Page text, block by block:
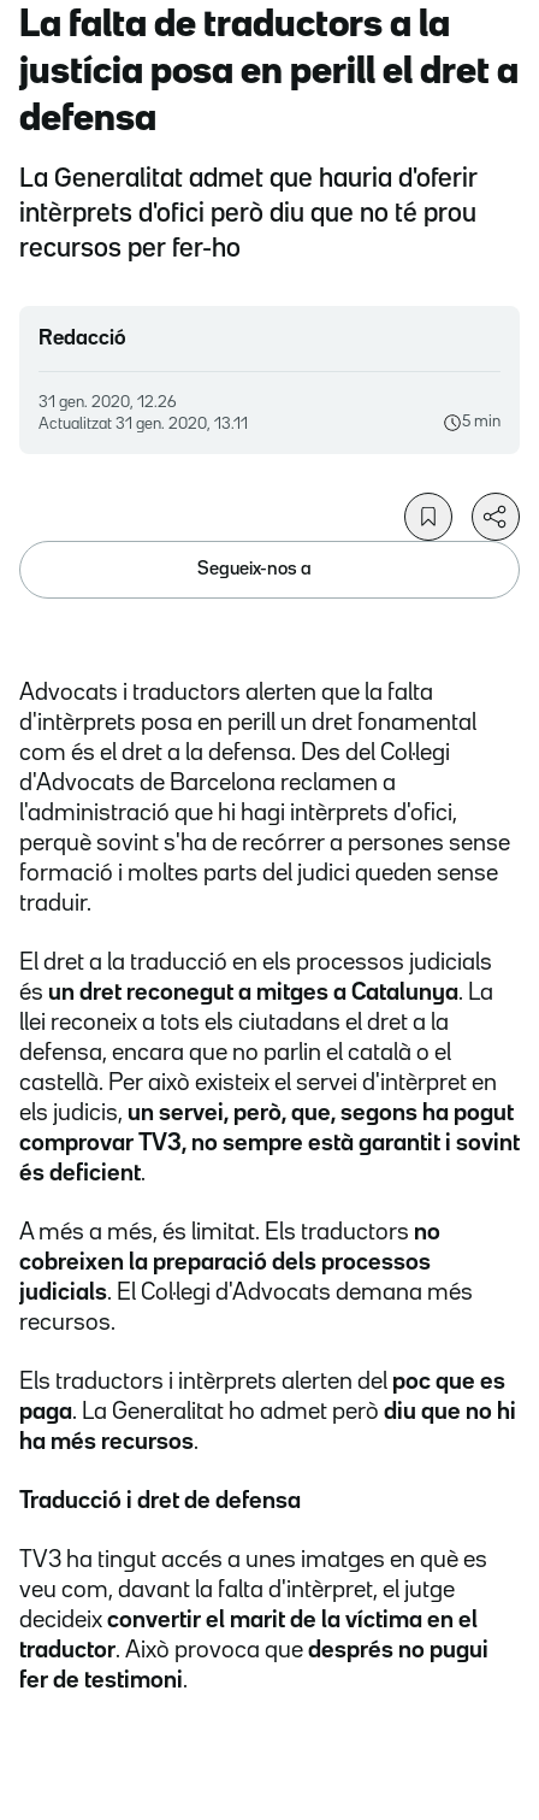
La falta de traductors a la
justícia posa en perill el dret a
defensa
La Generalitat admet que hauria d'oferir
intèrprets d'ofici però diu que no té prou
recursos per fer-ho
Redacció
31 gen. 2020, 12.26
Actualitzat 31 gen. 2020, 13.11 5 min
Segueix-nos a
Advocats i traductors alerten que la falta
d'intèrprets posa en perill un dret fonamental
com és el dret a la defensa. Des del Col·legi
d'Advocats de Barcelona reclamen a
l'administració que hi hagi intèrprets d'ofici,
perquè sovint s'ha de recórrer a persones sense
formació i moltes parts del judici queden sense
traduir.
El dret a la traducció en els processos judicials
és un dret reconegut a mitges a Catalunya. La
llei reconeix a tots els ciutadans el dret a la
defensa, encara que no parlin el català o el
castellà. Per això existeix el servei d'intèrpret en
els judicis, un servei, però, que, segons ha pogut
comprovar TV3, no sempre està garantit i sovint
és deficient.
A més a més, és limitat. Els traductors no
cobreixen la preparació dels processos
judicials. El Col·legi d'Advocats demana més
recursos.
Els traductors i intèrprets alerten del poc que es
paga. La Generalitat ho admet però diu que no hi
ha més recursos.
Traducció i dret de defensa
TV3 ha tingut accés a unes imatges en què es
veu com, davant la falta d'intèrpret, el jutge
decideix convertir el marit de la víctima en el
traductor. Això provoca que després no pugui
fer de testimoni.